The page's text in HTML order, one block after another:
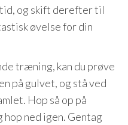
og skift derefter til
øvelse for din
træning, kan du prøve
på gulvet, og stå ved
Hop så op på
ned igen. Gentag